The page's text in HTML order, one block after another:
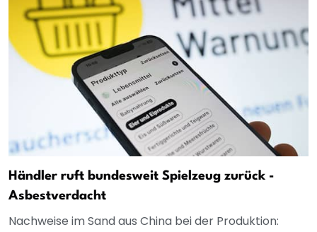
Händler ruft bundesweit Spielzeug zurück -
Asbestverdacht
Nachweise im Sand aus China bei der Produktion: